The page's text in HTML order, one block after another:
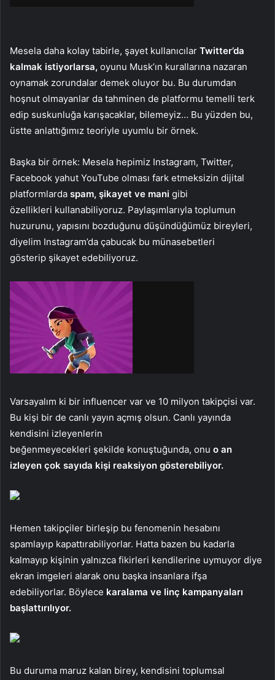
Mesela daha kolay tabirle, şayet kullanıcılar Twitter’da
kalmak istiyorlarsa, oyunu Musk’ın kurallarına nazaran
oynamak zorundalar demek oluyor bu. Bu durumdan
hoşnut olmayanlar da tahminen de platformu temelli terk
edip suskunluğa karışacaklar, bilemeyiz… Bu yüzden bu,
üstte anlattığımız teoriyle uyumlu bir örnek.
Başka bir örnek: Mesela hepimiz Instagram, Twitter,
Facebook yahut YouTube olması fark etmeksizin dijital
platformlarda spam, şikayet ve mani gibi
özellikleri kullanabiliyoruz. Paylaşımlarıyla toplumun
huzurunu, yapısını bozduğunu düşündüğümüz bireyleri,
diyelim Instagram’da çabucak bu münasebetleri
gösterip şikayet edebiliyoruz.
Varsayalım ki bir influencer var ve 10 milyon takipçisi var.
Bu kişi bir de canlı yayın açmış olsun. Canlı yayında
kendisini izleyenlerin
beğenmeyecekleri şekilde konuştuğunda, onu o an
izleyen çok sayıda kişi reaksiyon gösterebiliyor.
Hemen takipçiler birleşip bu fenomenin hesabını
spamlayıp kapattırabiliyorlar. Hatta bazen bu kadarla
kalmayıp kişinin yalnızca fikirleri kendilerine uymuyor diye
ekran imgeleri alarak onu başka insanlara ifşa
edebiliyorlar. Böylece karalama ve linç kampanyaları
başlattırılıyor.
Bu duruma maruz kalan birey, kendisini toplumsal